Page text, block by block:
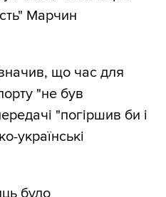
Марчин
що час для
"не був
"погіршив би і
українські
було